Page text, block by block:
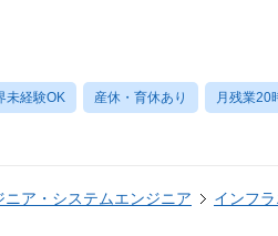
未経験OK 産休・育休あり 月残業20
ニア・システムエンジニア インフ